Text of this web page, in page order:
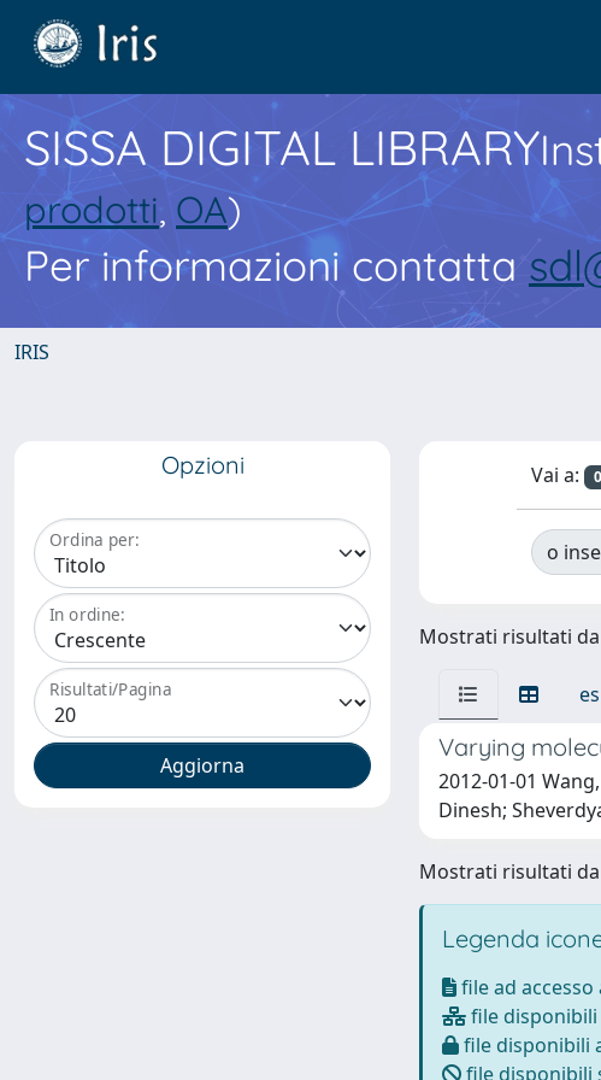
SISSA DIGITAL LIBRARY
prodotti, OA)
Per informazioni contatta
IRIS
Opzioni
Ordina per:
In ordine:
Risultati/Pagina
Vai a:
o
Mostrati risultati da
Varying
2012-01-01
Dinesh;
Mostrati risultati da
Legenda
file ad
file
file disponibili
file disponibili